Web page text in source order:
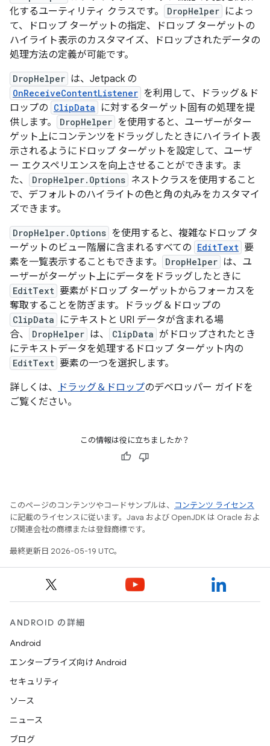
化するユーティリティ クラスです。
DropHelper によっ
て、ドロップ ターゲットの指定、ドロップ ターゲットの
ハイライト表示のカスタマイズ、ドロップされたデータの
処理方法の定義が可能です。
DropHelper は、Jetpack の
OnReceiveContentListener を利用して、ドラッグ＆ド
ロップの ClipData
に対するターゲット固有の処理を提
供します。
DropHelper を使用すると、ユーザーがター
ゲット上にコンテンツをドラッグしたときにハイライト表
示されるようにドロップ ターゲットを設定して、ユーザ
ー エクスペリエンスを向上させることができます。ま
た、
DropHelper.Options ネストクラスを使用すること
で、デフォルトのハイライトの色と角の丸みをカスタマイ
ズできます。
DropHelper.Options を使用すると、複雑なドロップ タ
ーゲットのビュー階層に含まれるすべての EditText 要
素を一覧表示することもできます。
DropHelper は、ユ
ーザーがターゲット上にデータをドラッグしたときに
EditText 要素がドロップ ターゲットからフォーカスを
奪取することを防ぎます。ドラッグ＆ドロップの
ClipData
にテキストと URI データが含まれる場
合、
DropHelper は、 ClipData がドロップされたとき
にテキストデータを処理するドロップ ターゲット内の
EditText 要素の一つを選択します。
詳しくは、
ドラッグ＆ドロップのデベロッパー ガイドを
ご覧ください。
この情報は役に立ちましたか？
このページのコンテンツやコードサンプルは、
コンテンツ ライセンス
に記載のライセンスに従います。Java および OpenJDK は Oracle およ
び関連会社の商標または登録商標です。
最終更新日 2026-05-19 UTC。
ANDROID の詳細
Android
エンタープライズ向け Android
セキュリティ
ソース
ニュース
ブログ